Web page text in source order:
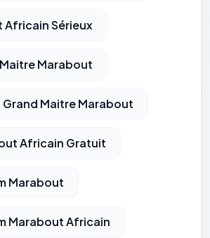
Africain Sérieux
Marabout
Grand Maitre Marabout
Africain Gratuit
Marabout
Marabout Africain